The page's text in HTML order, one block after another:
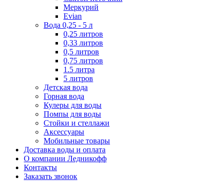
Меркурий
Evian
Вода 0,25 - 5 л
0,25 литров
0,33 литров
0,5 литров
0,75 литров
1.5 литра
5 литров
Детская вода
Горная вода
Кулеры для воды
Помпы для воды
Стойки и стеллажи
Аксессуары
Мобильные товары
Доставка воды и оплата
О компании Ледникофф
Контакты
Заказать звонок